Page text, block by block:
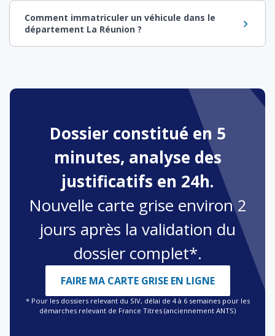
Comment immatriculer un véhicule dans le
département La Réunion ?
Dossier constitué en 5
minutes, analyse des
justificatifs en 24h.
Nouvelle carte grise environ 2
jours après la validation du
dossier complet*.
FAIRE MA CARTE GRISE EN LIGNE
* Pour les dossiers relevant du SIV, délai de 4 à 6 semaines pour les
démarches relevant de France Titres (anciennement ANTS)